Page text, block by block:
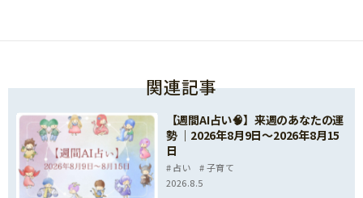
関連記事
【週間AI占い🧠】来週のあなたの運
勢 ｜2026年8月9日〜2026年8月15
日
占い
子育て
2026.8.5